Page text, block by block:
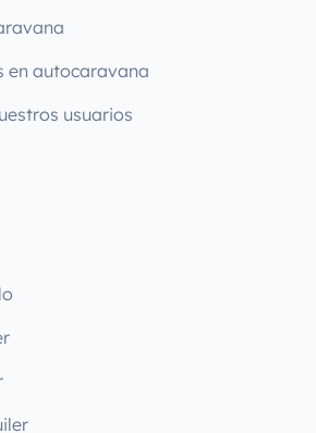
en autocaravana
usuarios